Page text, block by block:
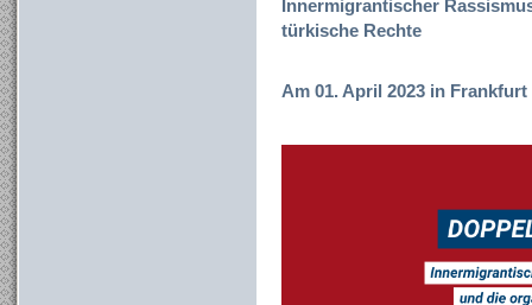
Innermigrantischer
türkische Rechte
Am 01. April 2023 in Frankfurt